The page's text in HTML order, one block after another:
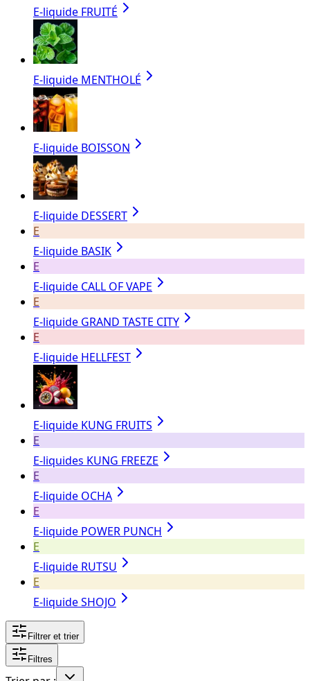
E-liquide FRUITÉ
E-liquide MENTHOLÉ
E-liquide BOISSON
E-liquide DESSERT
E
E-liquide BASIK
E
E-liquide CALL OF VAPE
E
E-liquide GRAND TASTE CITY
E
E-liquide HELLFEST
E-liquide KUNG FRUITS
E
E-liquides KUNG FREEZE
E
E-liquide OCHA
E
E-liquide POWER PUNCH
E
E-liquide RUTSU
E
E-liquide SHOJO
Filtrer et trier
Filtres